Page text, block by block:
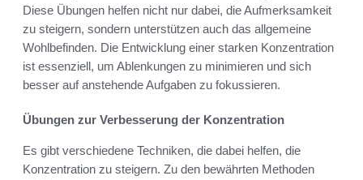
Diese Übungen helfen nicht nur dabei, die Aufmerksamkeit
zu steigern, sondern unterstützen auch das allgemeine
Wohlbefinden. Die Entwicklung einer starken Konzentration
ist essenziell, um Ablenkungen zu minimieren und sich
besser auf anstehende Aufgaben zu fokussieren.
Übungen zur Verbesserung der Konzentration
Es gibt verschiedene Techniken, die dabei helfen, die
Konzentration zu steigern. Zu den bewährten Methoden